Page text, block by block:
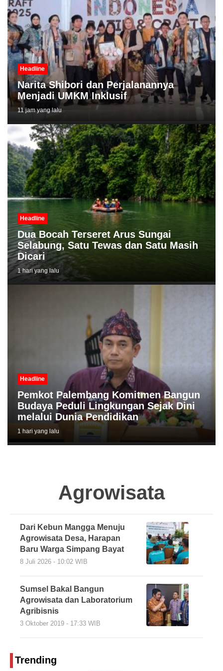
Headline
Narita Shibori dan Perjalanannya
Menjadi UMKM Inklusif
11 jam yang lalu
Headline
Dua Bocah Terseret Arus Sungai
Selabung, Satu Tewas dan Satu Masih
Dicari
1 hari yang lalu
Headline
Pemkot Palembang Komitmen Bangun
Budaya Peduli Lingkungan Sejak Dini
melalui Dunia Pendidikan
1 hari yang lalu
Agrowisata
Dari Kebun Mangga Menuju
Agrowisata Desa, Harapan
Baru Warga Simpang Bayat
8 Juli 2026 - 10:02 WIB
Sumsel Bakal Bangun
Agrowisata dan Laboratorium
Agribisnis
3 Oktober 2019 - 17:33 WIB
Trending